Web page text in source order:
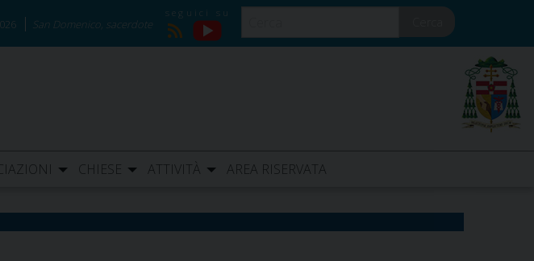
San Domenico, sacerdote
RSS
YouTube
CHIESE ATTIVITÀ AREA RISERVATA